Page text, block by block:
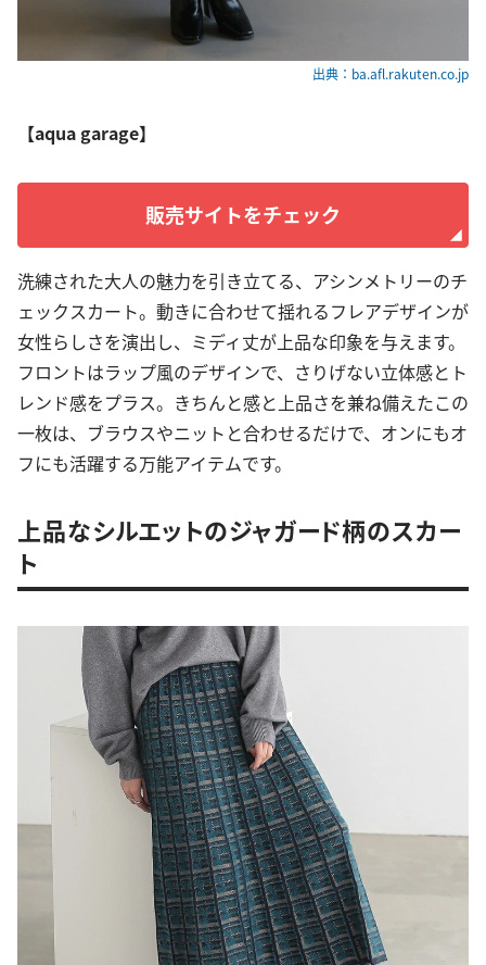
出典：ba.afl.rakuten.co.jp
【aqua garage】
販売サイトをチェック
洗練された大人の魅力を引き立てる、アシンメトリーのチ
ェックスカート。動きに合わせて揺れるフレアデザインが
女性らしさを演出し、ミディ丈が上品な印象を与えます。
フロントはラップ風のデザインで、さりげない立体感とト
レンド感をプラス。きちんと感と上品さを兼ね備えたこの
一枚は、ブラウスやニットと合わせるだけで、オンにもオ
フにも活躍する万能アイテムです。
上品なシルエットのジャガード柄のスカー
ト